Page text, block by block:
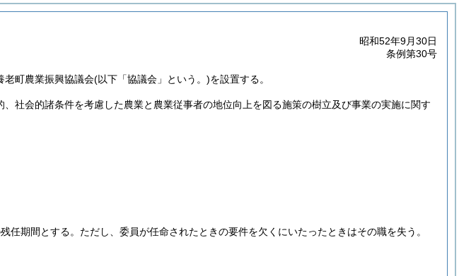
昭和52年9月30日
条例第30号
老町農業振興協議会(以下「協議会」という。)を設置する。
社会的諸条件を考慮した農業と農業従事者の地位向上を図る施策の樹立及び事業の実施に関す
任期間とする。 ただし、委員が任命されたときの要件を欠くにいたったときはその職を失う。